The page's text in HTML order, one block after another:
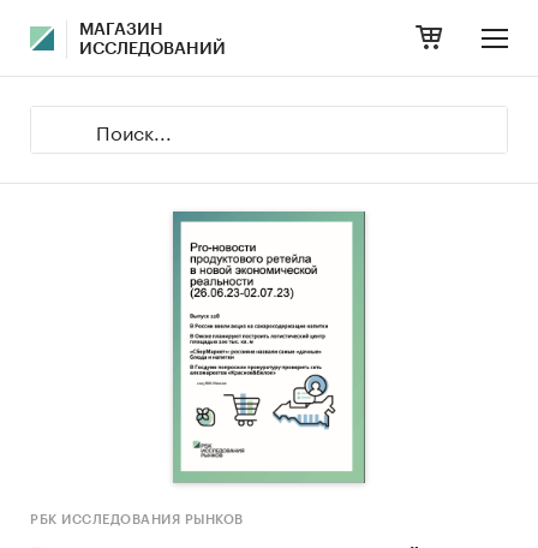
МАГАЗИН
ИССЛЕДОВАНИЙ
РБК ИССЛЕДОВАНИЯ РЫНКОВ